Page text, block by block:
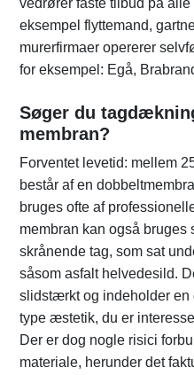
vedrører faste tilbud på
eksempel flyttemand,
murerfirmaer opererer
for eksempel: Egå,
Søger du
membran?
Forventet levetid: mellem
består af en
bruges ofte af
membran kan også bruges
skrånende tag, som sat
såsom asfalt helvedesild.
slidstærkt og indeholder en
type æstetik, du er
Der er dog nogle risici
materiale, herunder det